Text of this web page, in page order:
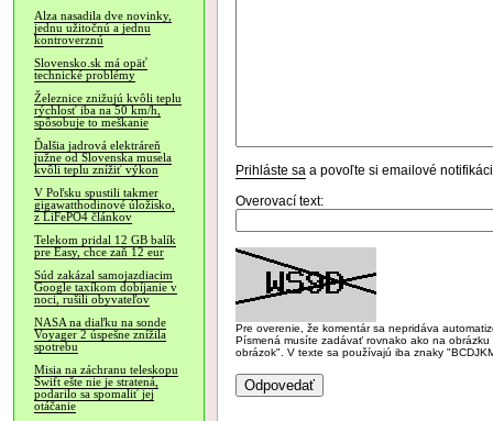
Alza nasadila dve novinky,
jednu užitočnú a jednu
kontroverznú
Slovensko.sk má opäť
technické problémy
Železnice znižujú kvôli teplu
rýchlosť iba na 50 km/h,
spôsobuje to meškanie
Ďalšia jadrová elektráreň
južne od Slovenska musela
kvôli teplu znížiť výkon
V Poľsku spustili takmer
gigawatthodinové úložisko,
z LiFePO4 článkov
Telekom pridal 12 GB balík
pre Easy, chce zaň 12 eur
Súd zakázal samojazdiacim
Google taxíkom dobíjanie v
noci, rušili obyvateľov
NASA na diaľku na sonde
Voyager 2 úspešne znížila
spotrebu
Misia na záchranu teleskopu
Swift ešte nie je stratená,
podarilo sa spomaliť jej
otáčanie
Prihláste sa a povoľte si emailové
Overovací text:
Pre overenie, že komentár sa nepridáva
Písmená musíte zadávať rovnako ako na
obrázok". V texte sa používajú iba znaky